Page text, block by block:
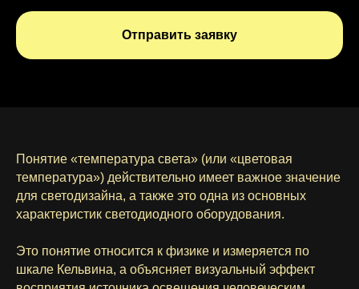
Отправить заявку
Понятие «температура света» (или «цветовая
температура») действительно имеет важное значение
для светодизайна, а также это одна из основных
характеристик светодиодного оборудования.
Это понятие относится к физике и измеряется по
шкале Кельвина, а объясняет визуальный эффект